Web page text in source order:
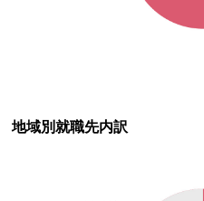
地域別就職先内訳